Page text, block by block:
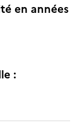
en années
: